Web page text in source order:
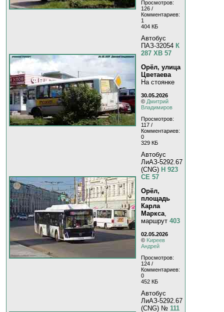
Просмотров:
126 /
Комментариев:
1
404 КБ
Автобус
ПАЗ-32054 К
287 ХВ 57
Орёл, улица
Цветаева
На стоянке
30.05.2026
© Дмитрий
Владимиров
Просмотров:
117 /
Комментариев:
0
329 КБ
Автобус
ЛиАЗ-5292.67
(CNG) Н 923
СЕ 57
Орёл,
площадь
Карла
Маркса,
маршрут 403
02.05.2026
© Kиpeeв
Aндpeй
Просмотров:
124 /
Комментариев:
0
452 КБ
Автобус
ЛиАЗ-5292.67
(CNG) № 111